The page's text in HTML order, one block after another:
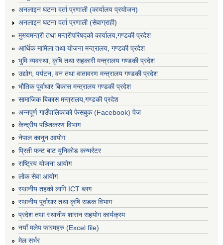
अनलाइन घटना दर्ता प्रणाली (कार्यालय प्रयोजन)
अनलाइन घटना दर्ता प्रणाली (सेवाग्राही)
मुख्यमन्त्री तथा मन्त्रीपरिषद्को कार्यालय,गण्डकी प्रदेश
आर्थिक मामिला तथा योजना मन्त्रालय, गण्डकी प्रदेश
भुमि व्यवस्था, कृषि तथा सहकारी मन्त्रालय गण्डकी प्रदेश
उद्योग, पर्यटन, वन तथा वातावरण मन्त्रालय गण्डकी प्रदेश
भौतिक पूर्वाधार बिकास मन्त्रालय गण्डकी प्रदेश
सामाजिक बिकास मन्त्रालय,गण्डकी प्रदेश
अन्नपूर्ण गाउँपालिकाको फेसबुक (Facebook) पेज
केन्द्रीय पञ्जिकरण विभाग
नेपाल कानुन आयोग
प्रिती फन्ट बाट युनिकोड कन्भर्रटर
राष्ट्रिय योजना आयोग
लोक सेवा आयोग
स्थानीय तहको लागि ICT ब्लग
स्थानीय पूर्वाधार तथा कृषि सडक विभाग
प्रदेश तथा स्थानीय शासन सहयोग कार्यक्रम
नयाँ मलेप फारमहरु (Excel file)
मेल सर्भर